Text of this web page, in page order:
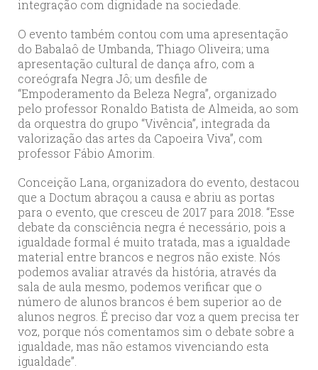
integração com dignidade na sociedade.
O evento também contou com uma apresentação
do Babalaô de Umbanda, Thiago Oliveira; uma
apresentação cultural de dança afro, com a
coreógrafa Negra Jô; um desfile de
“Empoderamento da Beleza Negra”, organizado
pelo professor Ronaldo Batista de Almeida, ao som
da orquestra do grupo “Vivência”, integrada da
valorização das artes da Capoeira Viva”, com
professor Fábio Amorim.
Conceição Lana, organizadora do evento, destacou
que a Doctum abraçou a causa e abriu as portas
para o evento, que cresceu de 2017 para 2018. “Esse
debate da consciência negra é necessário, pois a
igualdade formal é muito tratada, mas a igualdade
material entre brancos e negros não existe. Nós
podemos avaliar através da história, através da
sala de aula mesmo, podemos verificar que o
número de alunos brancos é bem superior ao de
alunos negros. É preciso dar voz a quem precisa ter
voz, porque nós comentamos sim o debate sobre a
igualdade, mas não estamos vivenciando esta
igualdade”.